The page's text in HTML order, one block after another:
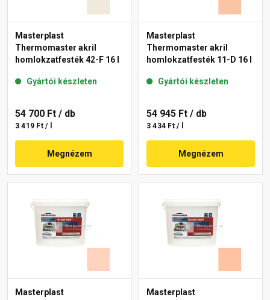
Masterplast
Thermomaster akril
homlokzatfesték 42-F 16 l
Gyártói készleten
54 700 Ft / db
3 419 Ft / l
Megnézem
Masterplast
Thermomaster akril
homlokzatfesték 11-D 16 l
Gyártói készleten
54 945 Ft / db
3 434 Ft / l
Megnézem
Masterplast
Masterplast